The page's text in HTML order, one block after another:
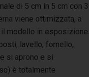
di 5 cm in 5 cm con 3
viene ottimizzata, a
modello in esposizione
lavello, fornello,
si aprono e si
è totalmente